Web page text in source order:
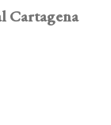
Cartagena